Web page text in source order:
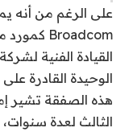
على الرغم من أنه
هذه الصفقة تشير